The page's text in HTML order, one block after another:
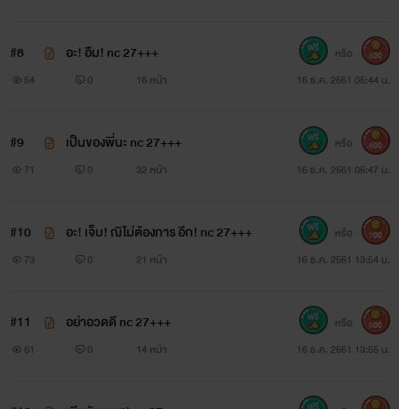
มาสบตาคมกล้าของตน เมื่อเห็นดวงตาสวยเต็มไปด้วยน้ำตาปริ่ม
จะล้นออกมาหัวใจแกร่งก็กระตุกวูบไปชั่วขณะ แต่ก็ต้องปรับให้
ใจอ่อนกับม้าพยศอย่างฌาณิการ์
30 ยังแจ๋ว
www.mebmarket.com
“จะทำอะไรณิ” “เมื่อเมียมันพยศก็ต้องขี่ให้มันสงบ” แควก!
กระชากชุดแซกสีชมพูอ่อนของจากคอให้ขาดถึงเนินออก ไม่สนว่า
#8 อะ! อืม! nc 27+++
54 0 16 หน้า 16 ธ.ค. 2561 05:44 น.
หรือ 500
#9 เป็นของพี่นะ nc 27+++
71 0 32 หน้า 16 ธ.ค. 2561 05:47 น.
หรือ 800
#10 อะ! เจ็บ! ณิไม่ต้องการ อึก! nc 27+++
73 0 21 หน้า 16 ธ.ค. 2561 13:54 น.
หรือ 700
#11 อย่าอวดดี nc 27+++
61 0 14 หน้า 16 ธ.ค. 2561 13:55 น.
หรือ 500